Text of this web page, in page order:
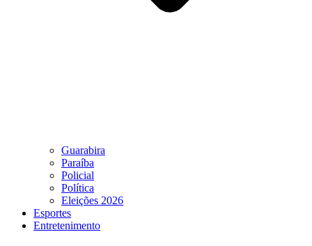
Guarabira
Paraíba
Policial
Política
Eleições 2026
Esportes
Entretenimento